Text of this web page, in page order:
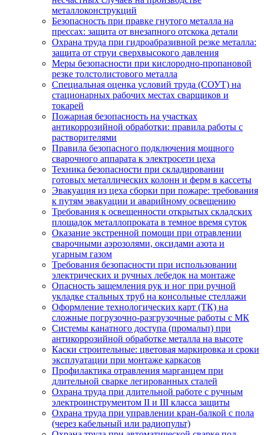
металлоконструкций
Безопасность при правке гнутого металла на
прессах: защита от внезапного отскока детали
Охрана труда при гидроабразивной резке металла:
защита от струи сверхвысокого давления
Меры безопасности при кислородно-пропановой
резке толстолистового металла
Специальная оценка условий труда (СОУТ) на
стационарных рабочих местах сварщиков и
токарей
Пожарная безопасность на участках
антикоррозийной обработки: правила работы с
растворителями
Правила безопасного подключения мощного
сварочного аппарата к электросети цеха
Техника безопасности при складировании
готовых металлических колонн и ферм в кассеты
Эвакуация из цеха сборки при пожаре: требования
к путям эвакуации и аварийному освещению
Требования к освещенности открытых складских
площадок металлопроката в темное время суток
Оказание экстренной помощи при отравлении
сварочными аэрозолями, оксидами азота и
угарным газом
Требования безопасности при использовании
электрических и ручных лебедок на монтаже
Опасность защемления рук и ног при ручной
укладке стальных труб на консольные стеллажи
Оформление технологических карт (ТК) на
сложные погрузочно-разгрузочные работы с МК
Системы канатного доступа (промальп) при
антикоррозийной обработке металла на высоте
Каски строительные: цветовая маркировка и сроки
эксплуатации при монтаже каркасов
Профилактика отравления марганцем при
длительной сварке легированных сталей
Охрана труда при длительной работе с ручным
электроинструментом II и III класса защиты
Охрана труда при управлении кран-балкой с пола
(через кабельный или радиопульт)